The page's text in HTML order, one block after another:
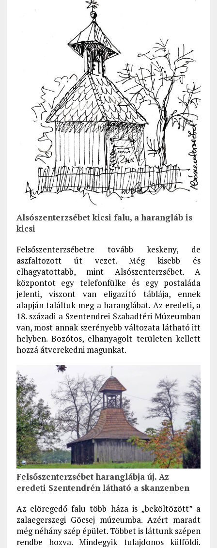
Alsószenterzsébet kicsi falu, a harangláb is
kicsi
Felsőszenterzsébetre tovább keskeny, de
aszfaltozott út vezet. Még kisebb és
elhagyatottabb, mint Alsószenterzsébet. A
központot egy telefonfülke és egy postaláda
jelenti, viszont van eligazító táblája, ennek
alapján találtuk meg a haranglábat. Az eredeti, a
18. századi a Szentendrei Szabadtéri Múzeumban
van, most annak szerényebb változata látható itt
helyben. Bozótos, elhanyagolt területen kellett
hozzá átverekedni magunkat.
Felsőszenterzsébet haranglábja új. Az
eredeti Szentendrén látható a skanzenben
Az elöregedő falu több háza is „beköltözött” a
zalaegerszegi Göcsej múzeumba. Azért maradt
még néhány szép épület. Többet is láttunk szépen
rendbe hozva. Mindegyik tulajdonos külföldi.